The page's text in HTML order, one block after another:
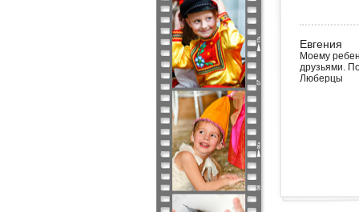
Евгения
Моему
друзьями.
Люберцы